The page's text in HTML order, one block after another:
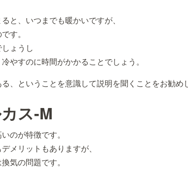
と、いつまでも暖かいですが、
す。
ょうし
やすのに時間がかかることでしょう。
、ということを意識して説明を聞くことをお勧め
ス-M
のが特徴です。
メリットもありますが、
気の問題です。